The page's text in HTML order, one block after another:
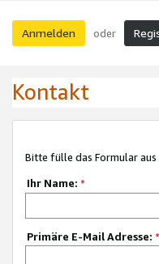
Anmelden oder
Kontakt
Bitte fülle das Formular
Ihr Name: *
Primäre E-Mail Adresse: *